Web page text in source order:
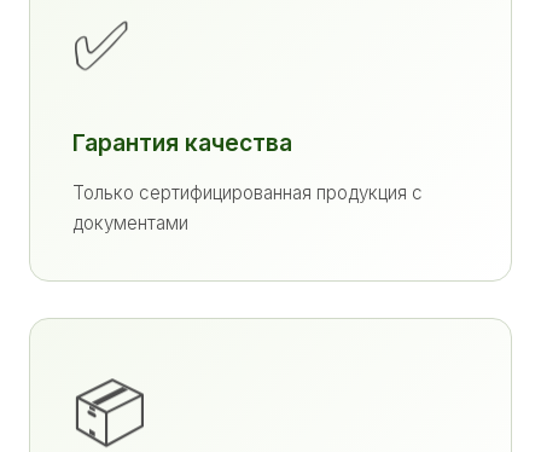
✅
Гарантия качества
Только сертифицированная продукция с
документами
📦